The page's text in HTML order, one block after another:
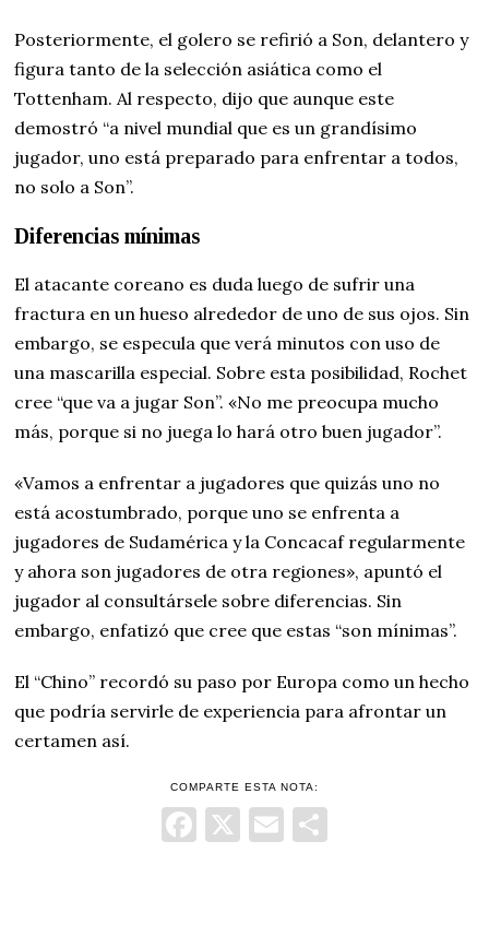
Posteriormente, el golero se refirió a Son, delantero y
figura tanto de la selección asiática como el
Tottenham. Al respecto, dijo que aunque este
demostró “a nivel mundial que es un grandísimo
jugador, uno está preparado para enfrentar a todos,
no solo a Son”.
Diferencias mínimas
El atacante coreano es duda luego de sufrir una
fractura en un hueso alrededor de uno de sus ojos. Sin
embargo, se especula que verá minutos con uso de
una mascarilla especial. Sobre esta posibilidad, Rochet
cree “que va a jugar Son”. «No me preocupa mucho
más, porque si no juega lo hará otro buen jugador”.
«Vamos a enfrentar a jugadores que quizás uno no
está acostumbrado, porque uno se enfrenta a
jugadores de Sudamérica y la Concacaf regularmente
y ahora son jugadores de otra regiones», apuntó el
jugador al consultársele sobre diferencias. Sin
embargo, enfatizó que cree que estas “son mínimas”.
El “Chino” recordó su paso por Europa como un hecho
que podría servirle de experiencia para afrontar un
certamen así.
COMPARTE ESTA NOTA:
Facebook
X Email